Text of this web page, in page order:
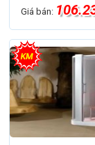
Giá bán: